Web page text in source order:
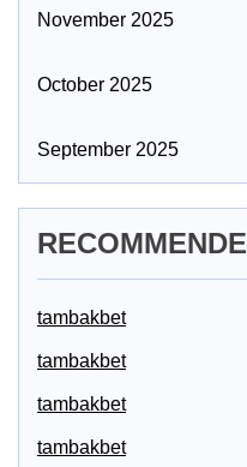
November 2025
October 2025
September 2025
tambakbet
tambakbet
tambakbet
tambakbet